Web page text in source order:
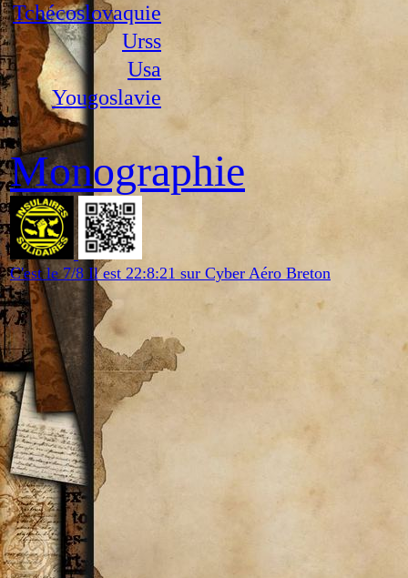
Tchécoslovaquie
Urss
Usa
Yougoslavie
Monographie
C'est le 7/8 Il est 22:8:21 sur Cyber Aéro Breton